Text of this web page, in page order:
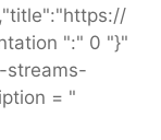
":" 0 "}"
streams-
= "